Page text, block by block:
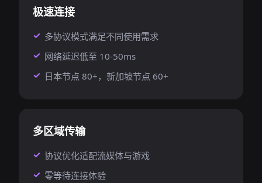
极速连接
多协议模式满足不同使用需求
网络延迟低至 10-50ms
日本节点 80+，新加坡节点 60+
多区域传输
协议优化适配流媒体与游戏
零等待连接体验